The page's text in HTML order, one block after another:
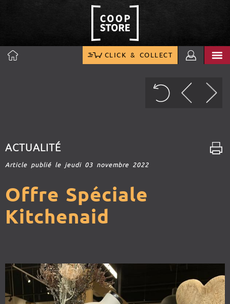
CLICK & COLLECT
ACTUALITÉ
Article publié le jeudi 03 novembre 2022
Offre Spéciale
Kitchenaid